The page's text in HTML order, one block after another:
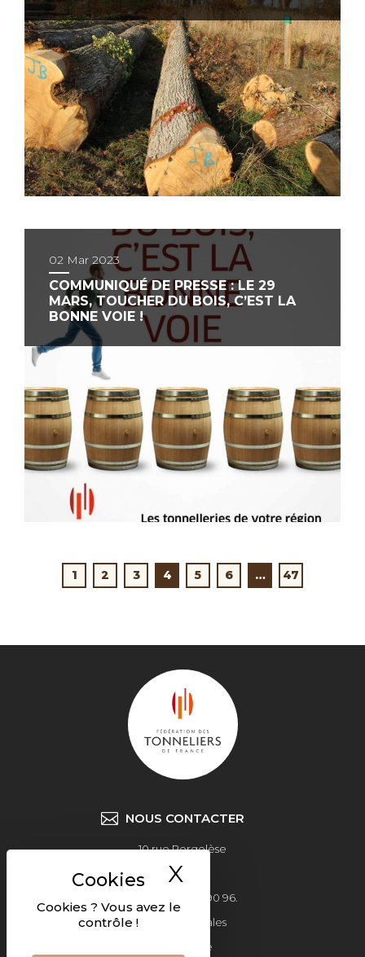
Cookies ? Vous avez le
contrôle !
X
02 Mar 2023
COMMUNIQUÉ DE PRESSE : LE 29
MARS, TOUCHER DU BOIS, C’EST LA
BONNE VOIE !
1 2 3 4 5 6 … 47
NOUS CONTACTER
10 rue Pergolèse
75116 Paris
Tel: +33 6 77 34 90 96.
Mentions légales
Plan du site